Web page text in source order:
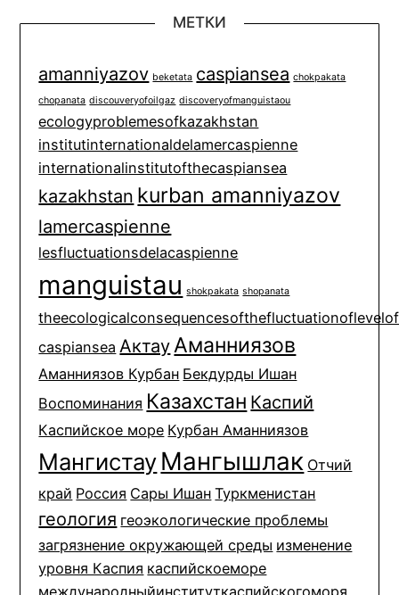
МЕТКИ
amanniyazov beketata caspiansea chokpakata
chopanata discouveryofoilgaz discoveryofmanguistaou
ecologyproblemesofkazakhstan
institutinternationaldelamercaspienne
internationalinstitutofthecaspiansea
kazakhstan kurban amanniyazov
lamercaspienne
lesfluctuationsdelacaspienne
manguistau shokpakata shopanata
caspiansea АктауАманниязов
Аманниязов Курбан Бекдурды Ишан
Воспоминания Казахстан Каспий
Каспийское море Курбан Аманниязов
МангистауМангышлак Отчий
край Россия Сары Ишан Туркменистан
геология геоэкологические проблемы
загрязнение окружающей среды изменение
уровня Каспия каспийскоеморе